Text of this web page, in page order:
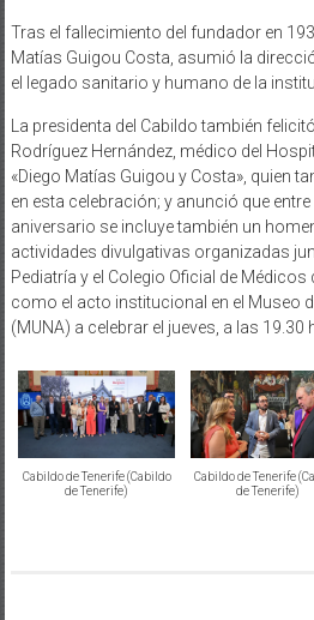
Tras el fallecimiento del fundador en
Matías Guigou Costa, asumió la
el legado sanitario y humano de la
La presidenta del Cabildo también
Rodríguez Hernández, médico del
«Diego Matías Guigou y Costa», quien
en esta celebración; y anunció que
aniversario se incluye también un
actividades divulgativas organizadas
Pediatría y el Colegio Oficial de Médicos
como el acto institucional en el Museo
(MUNA) a celebrar el jueves, a las 19.30
Cabildo de Tenerife (Cabildo
de Tenerife)
Cabildo de Tenerife
de Tenerife)